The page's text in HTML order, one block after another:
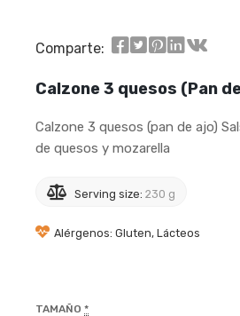
Comparte:
Calzone 3 quesos (Pan
Calzone 3 quesos (pan de ajo)
de quesos y mozarella
Serving size: 230 g
Alérgenos: Gluten, Lácteos
TAMAÑO *